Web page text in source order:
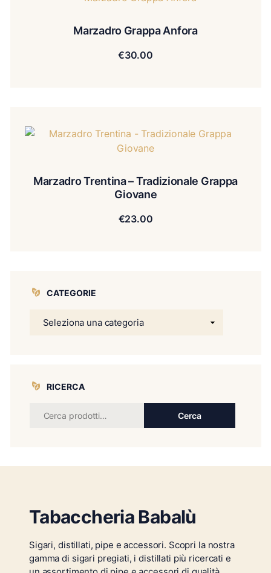
Marzadro Grappa Anfora
€30.00
Marzadro Trentina – Tradizionale Grappa
Giovane
€23.00
CATEGORIE
RICERCA
Cerca
Tabaccheria Babalù
Sigari, distillati, pipe e accessori. Scopri la nostra
gamma di sigari pregiati, i distillati più ricercati e